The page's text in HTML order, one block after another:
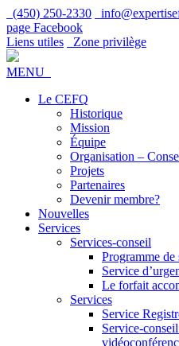
(450) 250-2330
page Facebook
Liens utiles
Zone privilège
MENU
Le CEFQ
Historique
Mission
Équipe
Organisation –
Projets
Partenaires
Devenir membre?
Nouvelles
Services
Services-conseil
Programme
Service
Le forfait
Services
Service
Service-